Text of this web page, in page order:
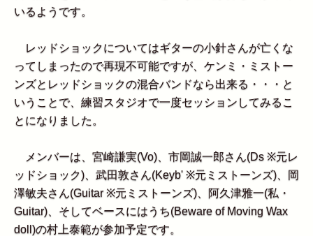
いるようです。
レッドショックについてはギターの小針さんが亡くな
ってしまったので再現不可能ですが、ケンミ・ミストー
ンズとレッドショックの混合バンドなら出来る・・・と
いうことで、練習スタジオで一度セッションしてみるこ
とになりました。
メンバーは、宮崎謙実(Vo)、市岡誠一郎さん(Ds ※元レ
ッドショック)、武田敦さん(Keyb' ※元ミストーンズ)、岡
澤敏夫さん(Guitar ※元ミストーンズ)、阿久津雅一(私・
Guitar)、そしてベースにはうち(Beware of Moving Wax
doll)の村上泰範が参加予定です。